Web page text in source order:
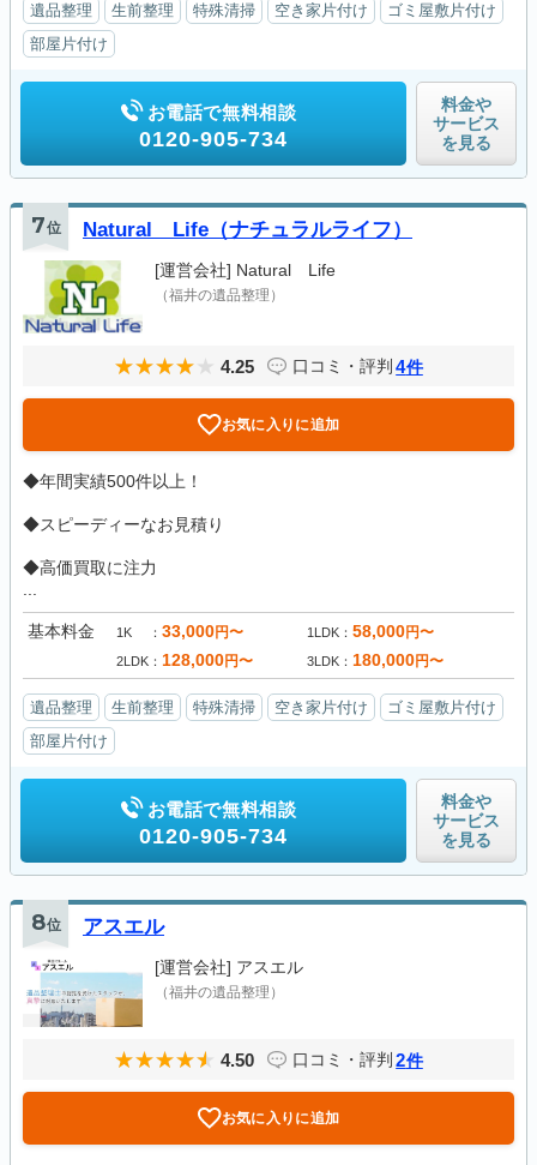
遺品整理 生前整理 特殊清掃 空き家片付け
ゴミ屋敷片付け
部屋片付け
お電話で無料相談
0120-905-734
料金や
サービス
を見る
7位 Natural Life（ナチュラルライフ）
[運営会社] Natural Life
（福井の遺品整理）
4.25 口コミ・評判 4件
お気に入りに追加
◆年間実績500件以上！
◆スピーディーなお見積り
◆高価買取に注力
基本料金 1K 33,000円〜 1LDK 58,000円〜
2LDK 128,000円〜 3LDK 180,000円〜
遺品整理 生前整理 特殊清掃 空き家片付け
ゴミ屋敷片付け
部屋片付け
お電話で無料相談
0120-905-734
料金や
サービス
を見る
8位 アスエル
[運営会社] アスエル
（福井の遺品整理）
4.50 口コミ・評判 2件
お気に入りに追加